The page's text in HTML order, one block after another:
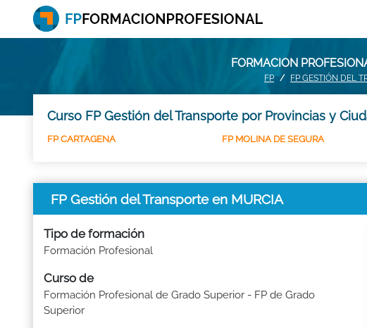
FORMACION
FP FP GESTIÓN DEL
Curso FP Gestión del Transporte por Provincias y
FP CARTAGENA FP MOLINA DE SEGURA
FP Gestión del Transporte en MURCIA
Tipo de formación
Formación Profesional
Curso de
Formación Profesional de Grado Superior - FP de Grado
Superior